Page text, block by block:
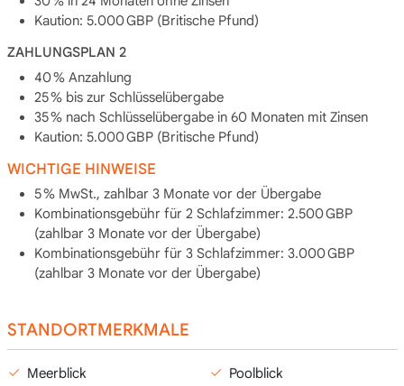
Kaution: 5.000 GBP (Britische Pfund)
ZAHLUNGSPLAN 2
40 % Anzahlung
25 % bis zur Schlüsselübergabe
35 % nach Schlüsselübergabe in 60 Monaten mit Zinsen
Kaution: 5.000 GBP (Britische Pfund)
WICHTIGE HINWEISE
5 % MwSt., zahlbar 3 Monate vor der Übergabe
Kombinationsgebühr für 2 Schlafzimmer: 2.500 GBP
(zahlbar 3 Monate vor der Übergabe)
Kombinationsgebühr für 3 Schlafzimmer: 3.000 GBP
(zahlbar 3 Monate vor der Übergabe)
STANDORTMERKMALE
Meerblick Poolblick